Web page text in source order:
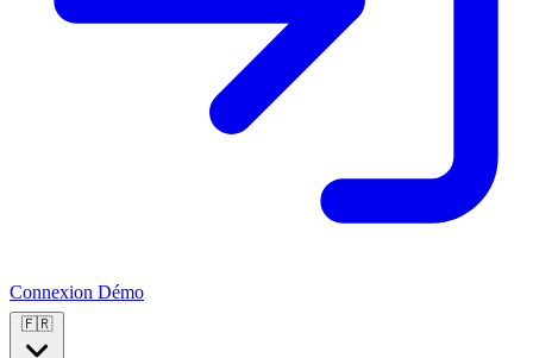
Connexion Démo
🇫🇷